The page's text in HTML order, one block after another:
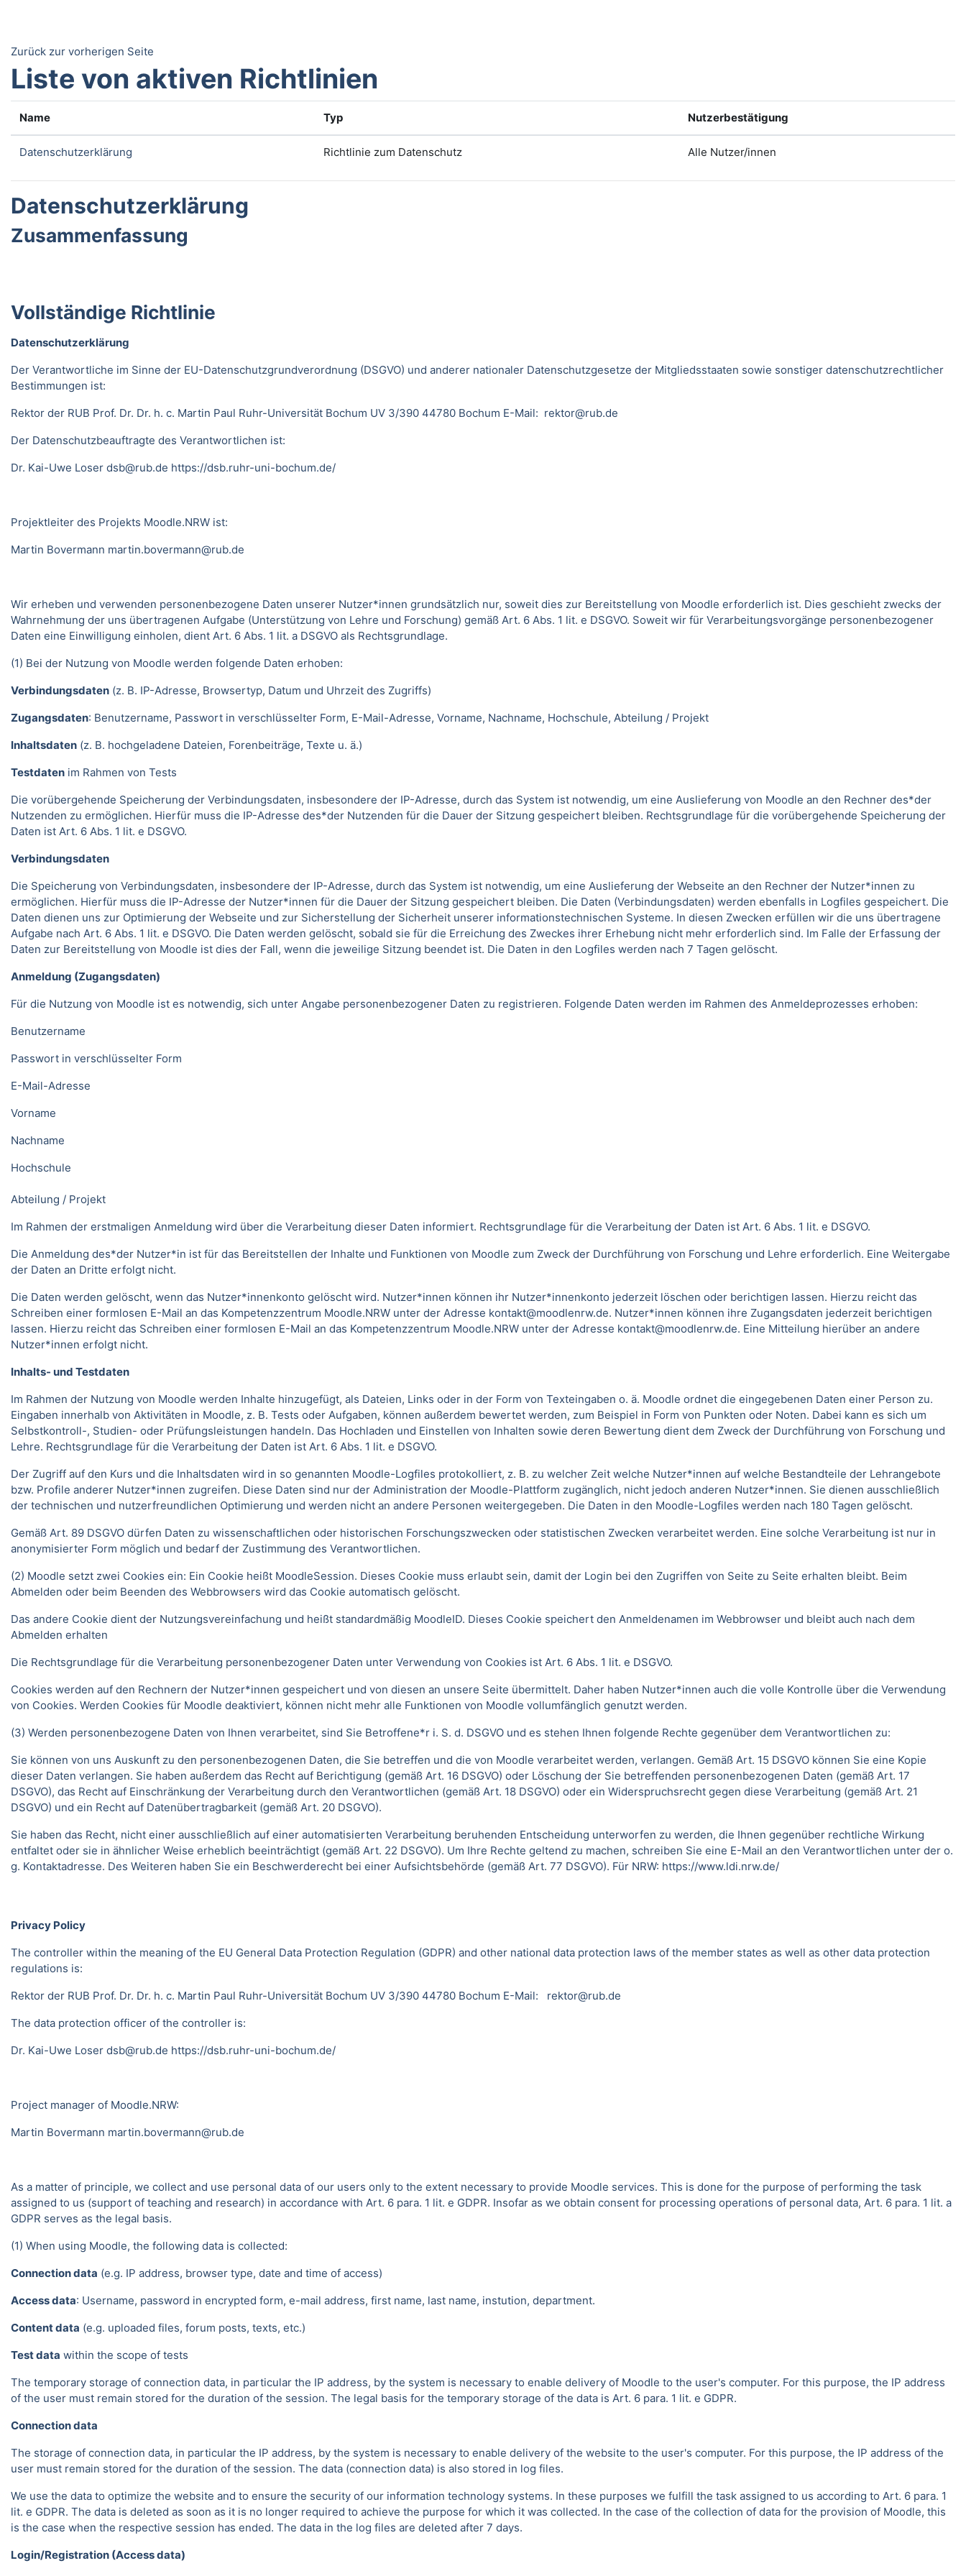
Zurück zur vorherigen Seite
Liste von aktiven Richtlinien
Name Typ Nutzerbestätigung
Datenschutzerklärung Richtlinie zum Datenschutz Alle Nutzer/innen
Datenschutzerklärung
Zusammenfassung
Vollständige Richtlinie
Datenschutzerklärung
Der Verantwortliche im Sinne der EU-Datenschutzgrundverordnung (DSGVO) und anderer nationaler Datenschutzgesetze der Mitgliedsstaaten sowie sonstiger datenschutzrechtlicher
Bestimmungen ist:
Rektor der RUB Prof. Dr. Dr. h. c. Martin Paul Ruhr-Universität Bochum UV 3/390 44780 Bochum E-Mail: rektor@rub.de
Der Datenschutzbeauftragte des Verantwortlichen ist:
Dr. Kai-Uwe Loser dsb@rub.de https://dsb.ruhr-uni-bochum.de/
Projektleiter des Projekts Moodle.NRW ist:
Martin Bovermann martin.bovermann@rub.de
Wir erheben und verwenden personenbezogene Daten unserer Nutzer*innen grundsätzlich nur, soweit dies zur Bereitstellung von Moodle erforderlich ist. Dies geschieht zwecks der
Wahrnehmung der uns übertragenen Aufgabe (Unterstützung von Lehre und Forschung) gemäß Art. 6 Abs. 1 lit. e DSGVO. Soweit wir für Verarbeitungsvorgänge personenbezogener
Daten eine Einwilligung einholen, dient Art. 6 Abs. 1 lit. a DSGVO als Rechtsgrundlage.
(1) Bei der Nutzung von Moodle werden folgende Daten erhoben:
Verbindungsdaten (z. B. IP-Adresse, Browsertyp, Datum und Uhrzeit des Zugriffs)
Zugangsdaten: Benutzername, Passwort in verschlüsselter Form, E-Mail-Adresse, Vorname, Nachname, Hochschule, Abteilung / Projekt
Inhaltsdaten (z. B. hochgeladene Dateien, Forenbeiträge, Texte u. ä.)
Testdaten im Rahmen von Tests
Die vorübergehende Speicherung der Verbindungsdaten, insbesondere der IP-Adresse, durch das System ist notwendig, um eine Auslieferung von Moodle an den Rechner des*der
Nutzenden zu ermöglichen. Hierfür muss die IP-Adresse des*der Nutzenden für die Dauer der Sitzung gespeichert bleiben. Rechtsgrundlage für die vorübergehende Speicherung der
Daten ist Art. 6 Abs. 1 lit. e DSGVO.
Verbindungsdaten
Die Speicherung von Verbindungsdaten, insbesondere der IP-Adresse, durch das System ist notwendig, um eine Auslieferung der Webseite an den Rechner der Nutzer*innen zu
ermöglichen. Hierfür muss die IP-Adresse der Nutzer*innen für die Dauer der Sitzung gespeichert bleiben. Die Daten (Verbindungsdaten) werden ebenfalls in Logfiles gespeichert. Die
Daten dienen uns zur Optimierung der Webseite und zur Sicherstellung der Sicherheit unserer informationstechnischen Systeme. In diesen Zwecken erfüllen wir die uns übertragene
Aufgabe nach Art. 6 Abs. 1 lit. e DSGVO. Die Daten werden gelöscht, sobald sie für die Erreichung des Zweckes ihrer Erhebung nicht mehr erforderlich sind. Im Falle der Erfassung der
Daten zur Bereitstellung von Moodle ist dies der Fall, wenn die jeweilige Sitzung beendet ist. Die Daten in den Logfiles werden nach 7 Tagen gelöscht.
Anmeldung (Zugangsdaten)
Für die Nutzung von Moodle ist es notwendig, sich unter Angabe personenbezogener Daten zu registrieren. Folgende Daten werden im Rahmen des Anmeldeprozesses erhoben:
Benutzername
Passwort in verschlüsselter Form
E-Mail-Adresse
Vorname
Nachname
Hochschule
Abteilung / Projekt
Im Rahmen der erstmaligen Anmeldung wird über die Verarbeitung dieser Daten informiert. Rechtsgrundlage für die Verarbeitung der Daten ist Art. 6 Abs. 1 lit. e DSGVO.
Die Anmeldung des*der Nutzer*in ist für das Bereitstellen der Inhalte und Funktionen von Moodle zum Zweck der Durchführung von Forschung und Lehre erforderlich. Eine Weitergabe
der Daten an Dritte erfolgt nicht.
Die Daten werden gelöscht, wenn das Nutzer*innenkonto gelöscht wird. Nutzer*innen können ihr Nutzer*innenkonto jederzeit löschen oder berichtigen lassen. Hierzu reicht das
Schreiben einer formlosen E-Mail an das Kompetenzzentrum Moodle.NRW unter der Adresse kontakt@moodlenrw.de. Nutzer*innen können ihre Zugangsdaten jederzeit berichtigen
lassen. Hierzu reicht das Schreiben einer formlosen E-Mail an das Kompetenzzentrum Moodle.NRW unter der Adresse kontakt@moodlenrw.de. Eine Mitteilung hierüber an andere
Nutzer*innen erfolgt nicht.
Inhalts- und Testdaten
Im Rahmen der Nutzung von Moodle werden Inhalte hinzugefügt, als Dateien, Links oder in der Form von Texteingaben o. ä. Moodle ordnet die eingegebenen Daten einer Person zu.
Eingaben innerhalb von Aktivitäten in Moodle, z. B. Tests oder Aufgaben, können außerdem bewertet werden, zum Beispiel in Form von Punkten oder Noten. Dabei kann es sich um
Selbstkontroll-, Studien- oder Prüfungsleistungen handeln. Das Hochladen und Einstellen von Inhalten sowie deren Bewertung dient dem Zweck der Durchführung von Forschung und
Lehre. Rechtsgrundlage für die Verarbeitung der Daten ist Art. 6 Abs. 1 lit. e DSGVO.
Der Zugriff auf den Kurs und die Inhaltsdaten wird in so genannten Moodle-Logfiles protokolliert, z. B. zu welcher Zeit welche Nutzer*innen auf welche Bestandteile der Lehrangebote
bzw. Profile anderer Nutzer*innen zugreifen. Diese Daten sind nur der Administration der Moodle-Plattform zugänglich, nicht jedoch anderen Nutzer*innen. Sie dienen ausschließlich
der technischen und nutzerfreundlichen Optimierung und werden nicht an andere Personen weitergegeben. Die Daten in den Moodle-Logfiles werden nach 180 Tagen gelöscht.
Gemäß Art. 89 DSGVO dürfen Daten zu wissenschaftlichen oder historischen Forschungszwecken oder statistischen Zwecken verarbeitet werden. Eine solche Verarbeitung ist nur in
anonymisierter Form möglich und bedarf der Zustimmung des Verantwortlichen.
(2) Moodle setzt zwei Cookies ein: Ein Cookie heißt MoodleSession. Dieses Cookie muss erlaubt sein, damit der Login bei den Zugriffen von Seite zu Seite erhalten bleibt. Beim
Abmelden oder beim Beenden des Webbrowsers wird das Cookie automatisch gelöscht.
Das andere Cookie dient der Nutzungsvereinfachung und heißt standardmäßig MoodleID. Dieses Cookie speichert den Anmeldenamen im Webbrowser und bleibt auch nach dem
Abmelden erhalten
Die Rechtsgrundlage für die Verarbeitung personenbezogener Daten unter Verwendung von Cookies ist Art. 6 Abs. 1 lit. e DSGVO.
Cookies werden auf den Rechnern der Nutzer*innen gespeichert und von diesen an unsere Seite übermittelt. Daher haben Nutzer*innen auch die volle Kontrolle über die Verwendung
von Cookies. Werden Cookies für Moodle deaktiviert, können nicht mehr alle Funktionen von Moodle vollumfänglich genutzt werden.
(3) Werden personenbezogene Daten von Ihnen verarbeitet, sind Sie Betroffene*r i. S. d. DSGVO und es stehen Ihnen folgende Rechte gegenüber dem Verantwortlichen zu:
Sie können von uns Auskunft zu den personenbezogenen Daten, die Sie betreffen und die von Moodle verarbeitet werden, verlangen. Gemäß Art. 15 DSGVO können Sie eine Kopie
dieser Daten verlangen. Sie haben außerdem das Recht auf Berichtigung (gemäß Art. 16 DSGVO) oder Löschung der Sie betreffenden personenbezogenen Daten (gemäß Art. 17
DSGVO), das Recht auf Einschränkung der Verarbeitung durch den Verantwortlichen (gemäß Art. 18 DSGVO) oder ein Widerspruchsrecht gegen diese Verarbeitung (gemäß Art. 21
DSGVO) und ein Recht auf Datenübertragbarkeit (gemäß Art. 20 DSGVO).
Sie haben das Recht, nicht einer ausschließlich auf einer automatisierten Verarbeitung beruhenden Entscheidung unterworfen zu werden, die Ihnen gegenüber rechtliche Wirkung
entfaltet oder sie in ähnlicher Weise erheblich beeinträchtigt (gemäß Art. 22 DSGVO). Um Ihre Rechte geltend zu machen, schreiben Sie eine E-Mail an den Verantwortlichen unter der o.
g. Kontaktadresse. Des Weiteren haben Sie ein Beschwerderecht bei einer Aufsichtsbehörde (gemäß Art. 77 DSGVO). Für NRW: https://www.ldi.nrw.de/
Privacy Policy
The controller within the meaning of the EU General Data Protection Regulation (GDPR) and other national data protection laws of the member states as well as other data protection
regulations is:
Rektor der RUB Prof. Dr. Dr. h. c. Martin Paul Ruhr-Universität Bochum UV 3/390 44780 Bochum E-Mail: rektor@rub.de
The data protection officer of the controller is:
Dr. Kai-Uwe Loser dsb@rub.de https://dsb.ruhr-uni-bochum.de/
Project manager of Moodle.NRW:
Martin Bovermann martin.bovermann@rub.de
As a matter of principle, we collect and use personal data of our users only to the extent necessary to provide Moodle services. This is done for the purpose of performing the task
assigned to us (support of teaching and research) in accordance with Art. 6 para. 1 lit. e GDPR. Insofar as we obtain consent for processing operations of personal data, Art. 6 para. 1 lit. a
GDPR serves as the legal basis.
(1) When using Moodle, the following data is collected:
Connection data (e.g. IP address, browser type, date and time of access)
Access data: Username, password in encrypted form, e-mail address, first name, last name, instution, department.
Content data (e.g. uploaded files, forum posts, texts, etc.)
Test data within the scope of tests
The temporary storage of connection data, in particular the IP address, by the system is necessary to enable delivery of Moodle to the user's computer. For this purpose, the IP address
of the user must remain stored for the duration of the session. The legal basis for the temporary storage of the data is Art. 6 para. 1 lit. e GDPR.
Connection data
The storage of connection data, in particular the IP address, by the system is necessary to enable delivery of the website to the user's computer. For this purpose, the IP address of the
user must remain stored for the duration of the session. The data (connection data) is also stored in log files.
We use the data to optimize the website and to ensure the security of our information technology systems. In these purposes we fulfill the task assigned to us according to Art. 6 para. 1
lit. e GDPR. The data is deleted as soon as it is no longer required to achieve the purpose for which it was collected. In the case of the collection of data for the provision of Moodle, this
is the case when the respective session has ended. The data in the log files are deleted after 7 days.
Login/Registration (Access data)